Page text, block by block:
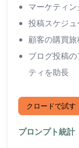
マーケティ
投稿スケジ
顧客の購買
ブログ投稿
ティを助長
クロードで試す
プロンプト統計